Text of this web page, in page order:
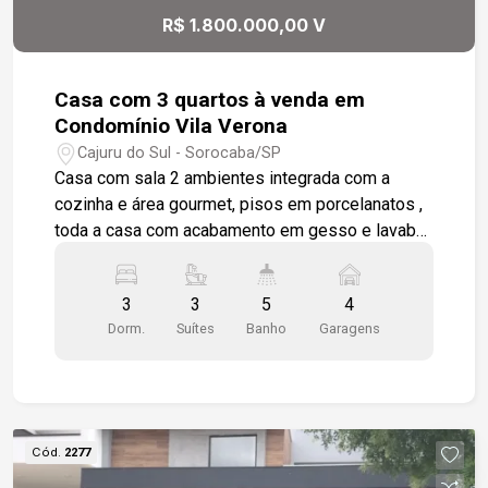
R$ 1.800.000,00 V
Casa com 3 quartos à venda em
Condomínio Vila Verona
Cajuru do Sul - Sorocaba/SP
Casa com sala 2 ambientes integrada com a
cozinha e área gourmet, pisos em porcelanatos ,
toda a casa com acabamento em gesso e lavabo
armários, área de serviço e entrada de serviço
pela lateral da casa. área gourmet com piscina,
wc e quintal 3suítes amplas todas com
com mosqueteiro. Frente com garagem para 4
veículos sendo 2 cobertas.
3
Dorm.
3
Suítes
5
Banho
4
Garagens
Cód. 2277